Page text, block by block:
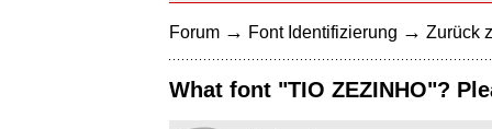
Forum → Font Identifizierung → Zurück
What font "TIO ZEZINHO"?